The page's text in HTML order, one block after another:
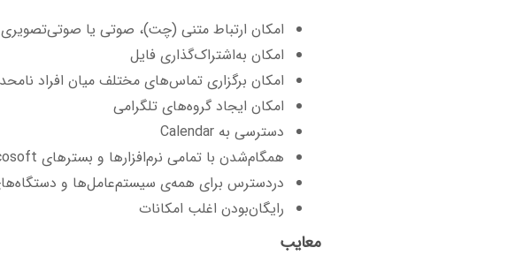
امکان ارتباط متنی (چت)، صوتی یا صوتی‌تصویری
امکان به‌اشتراک‌گذاری فایل
امکان برگزاری تماس‌های مختلف میان افراد
امکان ایجاد گروه‌های تلگرامی
دسترسی به Calendar
همگام‌شدن با تمامی نرم‌افزارها و بسترهای Micosoft و Facebook
دردسترس برای همه‌ی سیستم‌عامل‌ها و
رایگان‌بودن اغلب امکانات
معایب